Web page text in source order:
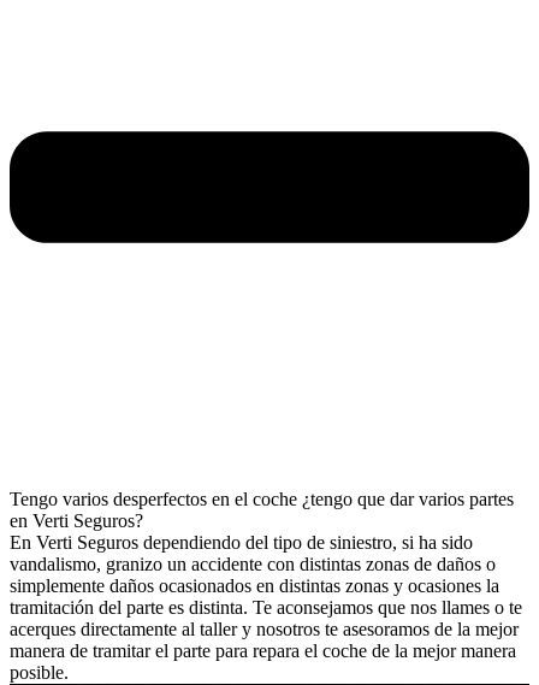
Tengo varios desperfectos en el coche ¿tengo que dar varios partes
en Verti Seguros?
En Verti Seguros dependiendo del tipo de siniestro, si ha sido
vandalismo, granizo un accidente con distintas zonas de daños o
simplemente daños ocasionados en distintas zonas y ocasiones la
tramitación del parte es distinta. Te aconsejamos que nos llames o te
acerques directamente al taller y nosotros te asesoramos de la mejor
manera de tramitar el parte para repara el coche de la mejor manera
posible.